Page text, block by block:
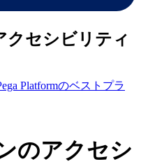
クセシビリティ
Platformのベストプラ
のアクセシ